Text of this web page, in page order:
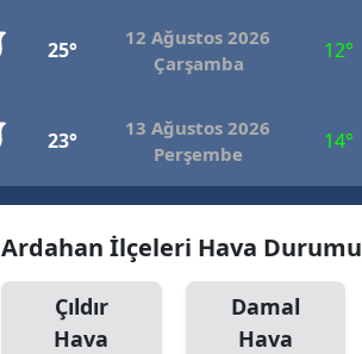
25°
12 Ağustos 2026
Çarşamba
12°
23°
13 Ağustos 2026
Perşembe
14°
Ardahan İlçeleri Hava Durumu
Çıldır
Hava
Damal
Hava